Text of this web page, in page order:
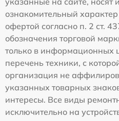
ознакомительный
офертой согласно п. 2 ст.
обозначения торговой
только в информационных
перечень техники, с
организация не
указанных товарных
интересы. Все виды
исключительно на